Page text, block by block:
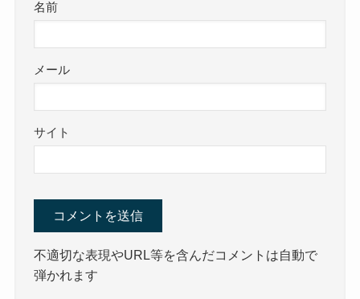
名前
メール
サイト
不適切な表現やURL等を含んだコメントは自動で
弾かれます